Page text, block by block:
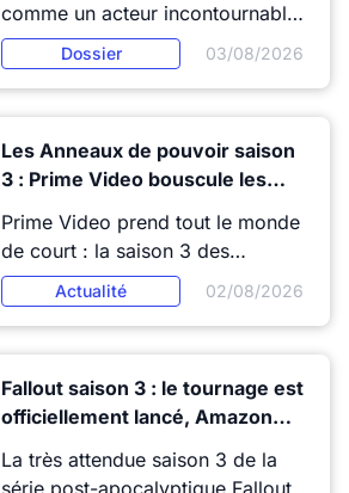
comme un acteur incontournable
du streaming, proposant un
catalogue riche et varié qui séduit
autant les fans de séries cultes
originales. Pour éviter de perdre
du temps à chercher la pépite qui
éveillera l'enthousiasme, ce guide
présente une sélection des
meilleures séries à découvrir
absolument sur la plateforme.
Dossier 03/08/2026
Les Anneaux de pouvoir saison
3 : Prime Video bouscule les
que prévu
Prime Video prend tout le monde
de court : la saison 3 des
Anneaux de pouvoir arrivera plus
tôt que prévu. Une annonce qui
relance déjà l’impatience des fans
Actualité 02/08/2026
Fallout saison 3 : le tournage est
officiellement lancé, Amazon
Prime Video accélère la cadence
La très attendue saison 3 de la
série post-apocalyptique Fallout